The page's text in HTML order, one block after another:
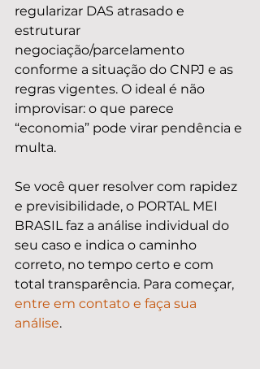
regularizar DAS atrasado e
estruturar
negociação/parcelamento
conforme a situação do CNPJ e as
regras vigentes. O ideal é não
improvisar: o que parece
“economia” pode virar pendência e
multa.
Se você quer resolver com rapidez
e previsibilidade, o PORTAL MEI
BRASIL faz a análise individual do
seu caso e indica o caminho
correto, no tempo certo e com
total transparência. Para começar,
entre em contato e faça sua
análise.